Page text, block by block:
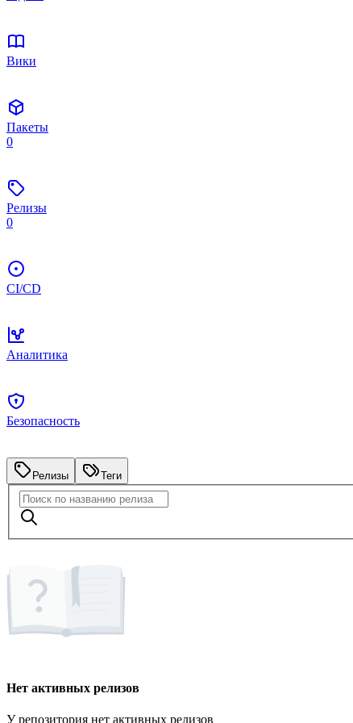
Вики
Пакеты
0
Релизы
0
CI/CD
Аналитика
Безопасность
Релизы Теги
Нет активных релизов
У репозитория нет активных релизов